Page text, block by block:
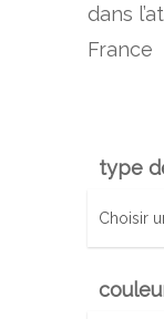
dans
France
type